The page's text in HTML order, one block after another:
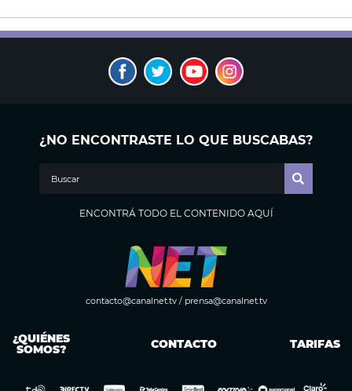
¿NO ENCONTRASTE LO QUE BUSCABAS?
ENCONTRÁ TODO EL CONTENIDO AQUÍ
contacto@canalnet.tv/ prensa@canalnet.tv
¿QUIÉNES
SOMOS? CONTACTO TARIFAS